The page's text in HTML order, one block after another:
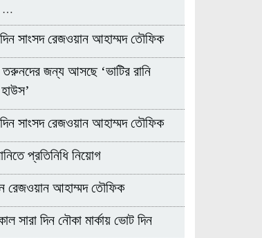
…
সাংসদ রেজওয়ান আহাম্মদ তৌফিক
তরুনদের জন্য আসছে ‘ভাটির রানি
সাংসদ রেজওয়ান আহাম্মদ তৌফিক
প্রতিনিধি নিয়োগ
রেজওয়ান আহাম্মদ তৌফিক
সারা দিন নৌকা মার্কায় ভোট দিন